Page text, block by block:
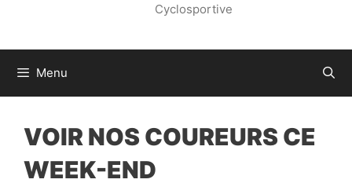
Cyclosportive
Menu
VOIR NOS COUREURS CE
WEEK-END